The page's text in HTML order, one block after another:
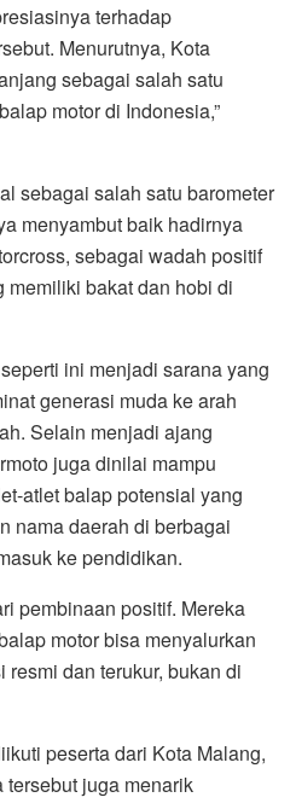
terhadap
Menurutnya, Kota
sebagai salah satu
motor di Indonesia,”
sebagai salah satu barometer
menyambut baik hadirnya
sebagai wadah positif
memiliki bakat dan hobi di
ini menjadi sarana yang
generasi muda ke arah
Selain menjadi ajang
juga dinilai mampu
atlet balap potensial yang
nama daerah di berbagai
ke pendidikan.
pembinaan positif. Mereka
motor bisa menyalurkan
dan terukur, bukan di
peserta dari Kota Malang,
tersebut juga menarik